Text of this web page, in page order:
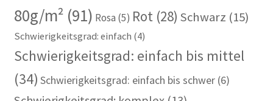
80g/m² (91) Rosa (5) Rot (28) Schwarz (15)
Schwierigkeitsgrad: einfach (4)
Schwierigkeitsgrad: einfach bis mittel
(34) Schwierigkeitsgrad: einfach bis schwer(6)